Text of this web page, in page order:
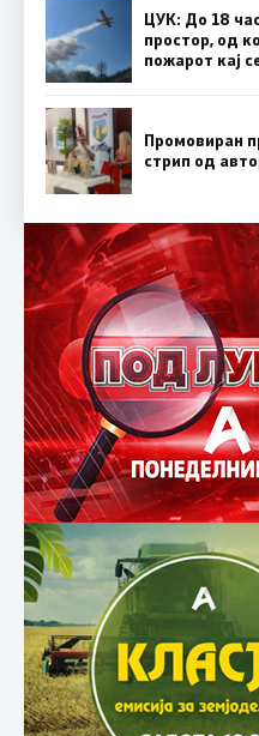
ЦУК: До 18
простор, од
пожарот кај
Промовиран
стрип од